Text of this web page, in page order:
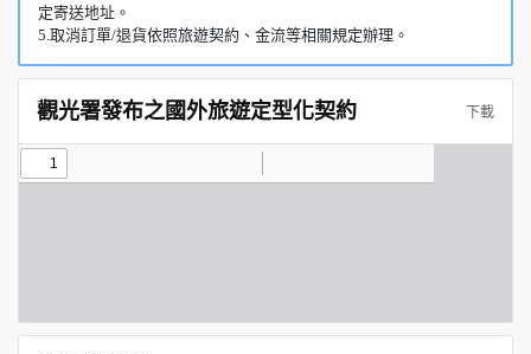
定寄送地址。
5.取消訂單/退貨依照旅遊契約、金流等相關規定辦理。
觀光署發布之國外旅遊定型化契約 下載